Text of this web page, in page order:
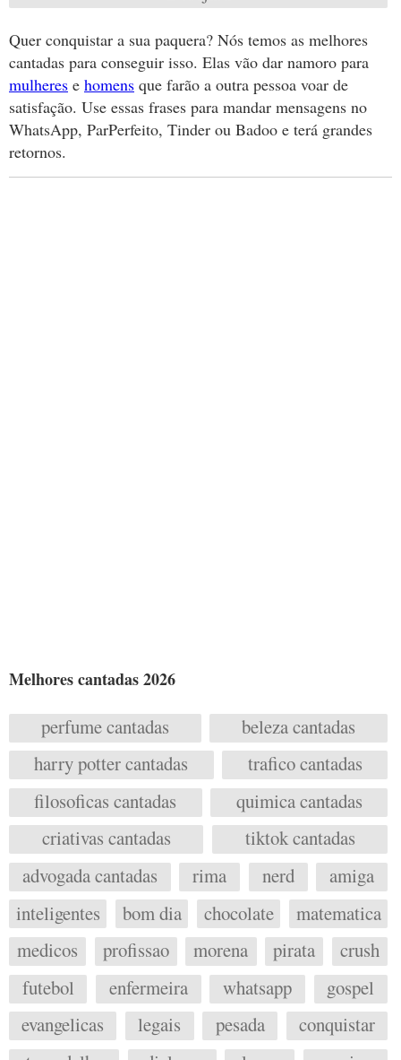
Quer conquistar a sua paquera? Nós temos as melhores
cantadas para conseguir isso. Elas vão dar namoro para
mulheres e homens que farão a outra pessoa voar de
satisfação. Use essas frases para mandar mensagens no
WhatsApp, ParPerfeito, Tinder ou Badoo e terá grandes
retornos.
Melhores cantadas 2026
perfume cantadas
beleza cantadas
harry potter cantadas
trafico cantadas
filosoficas cantadas
quimica cantadas
criativas cantadas
tiktok cantadas
advogada cantadas
rima nerd
amiga
inteligentes
bom dia chocolate
matematica
medicos
profissao morena pirata
crush
futebol
enfermeira whatsapp
gospel
evangelicas
legais pesada
conquistar